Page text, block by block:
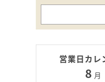
営業日カレ
8 月